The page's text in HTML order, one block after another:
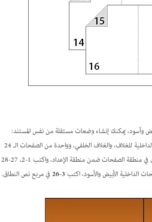
وأسود، يمكنك إنشاء وضعات مستقلة من نفس المستند:
واحد للغلاف الخارجي، الغلاف الداخلي، الصفحة الداخلية للغلاف، والغلاف الخلفي، وواحدة من الصفحات الـ 24
في منطقة الصفحات ضمن منطقة الإعداد، واكتب1-2، 27-28
الداخلية الأبيض والأسود، اكتب3-26 في مربع نص النطاق.